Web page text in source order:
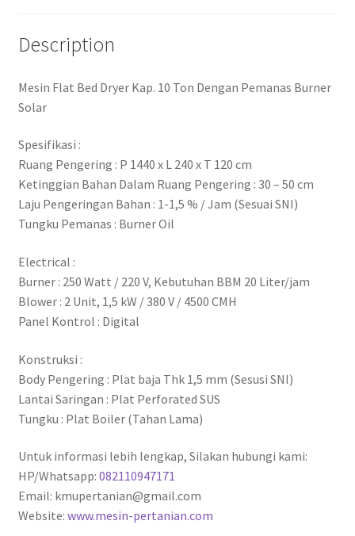
Description
Mesin Flat Bed Dryer Kap. 10 Ton Dengan Pemanas Burner
Solar
Spesifikasi :
Ruang Pengering : P 1440 x L 240 x T 120 cm
Ketinggian Bahan Dalam Ruang Pengering : 30 – 50 cm
Laju Pengeringan Bahan : 1-1,5 % / Jam (Sesuai SNI)
Tungku Pemanas : Burner Oil
Electrical :
Burner : 250 Watt / 220 V, Kebutuhan BBM 20 Liter/jam
Blower : 2 Unit, 1,5 kW / 380 V / 4500 CMH
Panel Kontrol : Digital
Konstruksi :
Body Pengering : Plat baja Thk 1,5 mm (Sesusi SNI)
Lantai Saringan : Plat Perforated SUS
Tungku : Plat Boiler (Tahan Lama)
Untuk informasi lebih lengkap, Silakan hubungi kami:
HP/Whatsapp: 082110947171
Email: kmupertanian@gmail.com
Website: www.mesin-pertanian.com